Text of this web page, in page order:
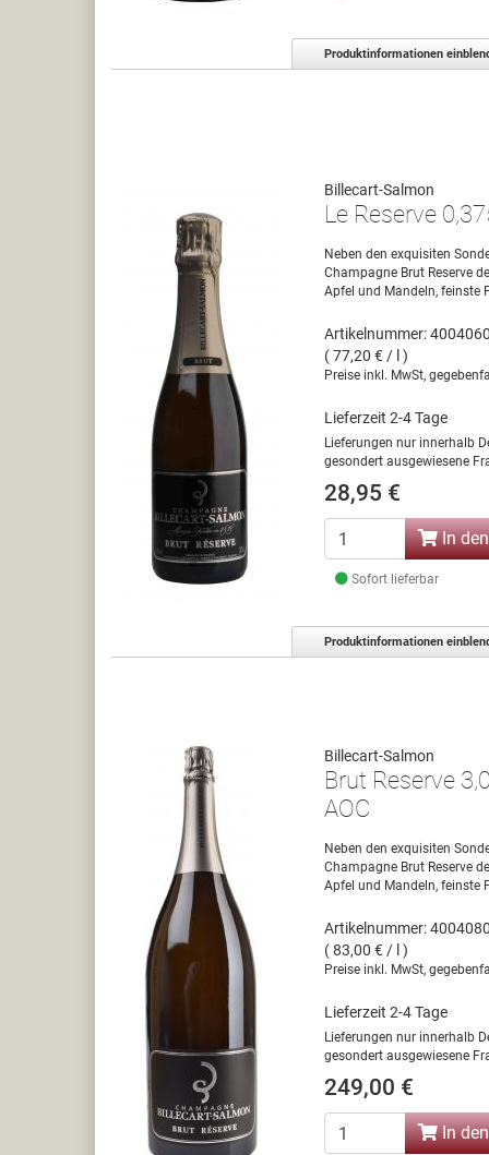
Produktinformationen
Billecart-Salmon
Le Reserve
Neben den exquisiten
Champagne Brut Reserve
Apfel und Mandeln, feinste
Artikelnummer:
( 77,20 € / l )
Preise inkl. MwSt,
Lieferzeit 2-4 Tage
Lieferungen nur innerhalb
gesondert ausgewiesene
28,95 €
In
Sofort lieferbar
Produktinformationen
Billecart-Salmon
Brut Reserve
AOC
Neben den exquisiten
Champagne Brut Reserve
Apfel und Mandeln, feinste
Artikelnummer:
( 83,00 € / l )
Preise inkl. MwSt,
Lieferzeit 2-4 Tage
Lieferungen nur innerhalb
gesondert ausgewiesene
249,00 €
In